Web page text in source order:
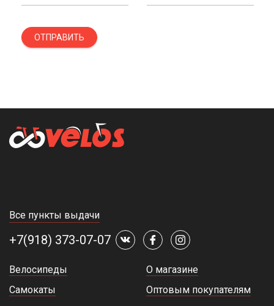
ОТПРАВИТЬ
Все пункты выдачи
+7(918) 373-07-07
Велосипеды
Самокаты
О магазине
Оптовым покупателям